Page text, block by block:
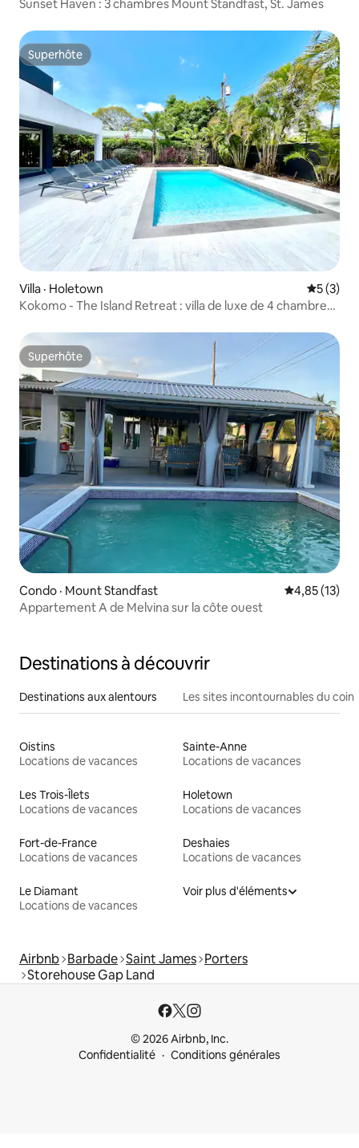
Sunset Haven : 3 chambres Mount Standfast, St. James
Superhôte
Superhôte
Villa · Holetown Note
5 (3)
Kokomo - The Island Retreat : villa de luxe de 4 chambres
Superhôte
Superhôte
Condo · Mount Standfast Note
4,85 (13)
Appartement A de Melvina sur la côte ouest
Destinations à découvrir
Destinations aux alentours Les sites incontournables du coin
Oistins
Locations de vacances
Sainte-Anne
Locations de vacances
Les Trois-Îlets
Locations de vacances
Holetown
Locations de vacances
Fort-de-France
Locations de vacances
Deshaies
Locations de vacances
Le Diamant
Locations de vacances
Voir plus d'éléments
Airbnb Barbade Saint James Porters
Storehouse Gap Land
© 2026 Airbnb, Inc.
Confidentialité
Conditions générales